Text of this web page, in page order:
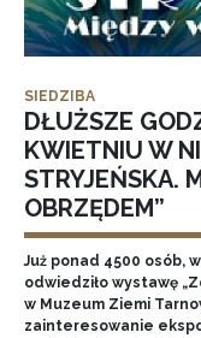
SIEDZIBA
DŁUŻSZE
KWIETNIU W
STRYJEŃSKA.
OBRZĘDEM”
Już ponad 4500 osób,
odwiedziło wystawę
w Muzeum Ziemi
zainteresowanie